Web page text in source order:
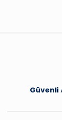
Güvenli